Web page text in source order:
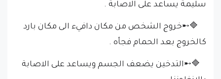
سليمة يساعد على الاصابة .
🔷➸خروج الشخص من مكان دافيء الى مكان بارد
كالخروج بعد الحمام فجأه .
🔷➸التدخين يضعف الجسم ويساعد على الاصابة